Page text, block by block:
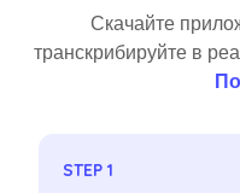
Скачайте
транскрибируйте в
STEP 1